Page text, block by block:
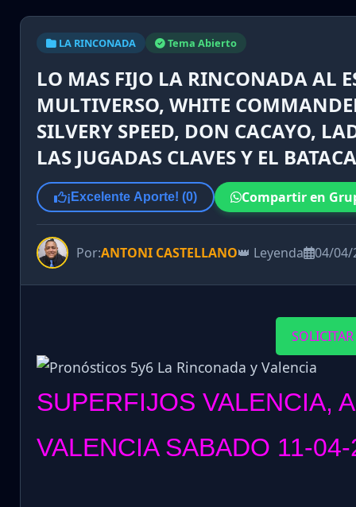
LA RINCONADA Tema Abierto
LO MAS FIJO LA RINCONADA AL
MULTIVERSO, WHITE
SILVERY SPEED, DON CACAYO,
LAS JUGADAS CLAVES Y EL
¡Excelente Aporte! (0) Compartir en
Por:ANTONI CASTELLANO👑 Leyenda 04/04/
SUPERFIJOS VALENCIA,
VALENCIA SABADO 11-